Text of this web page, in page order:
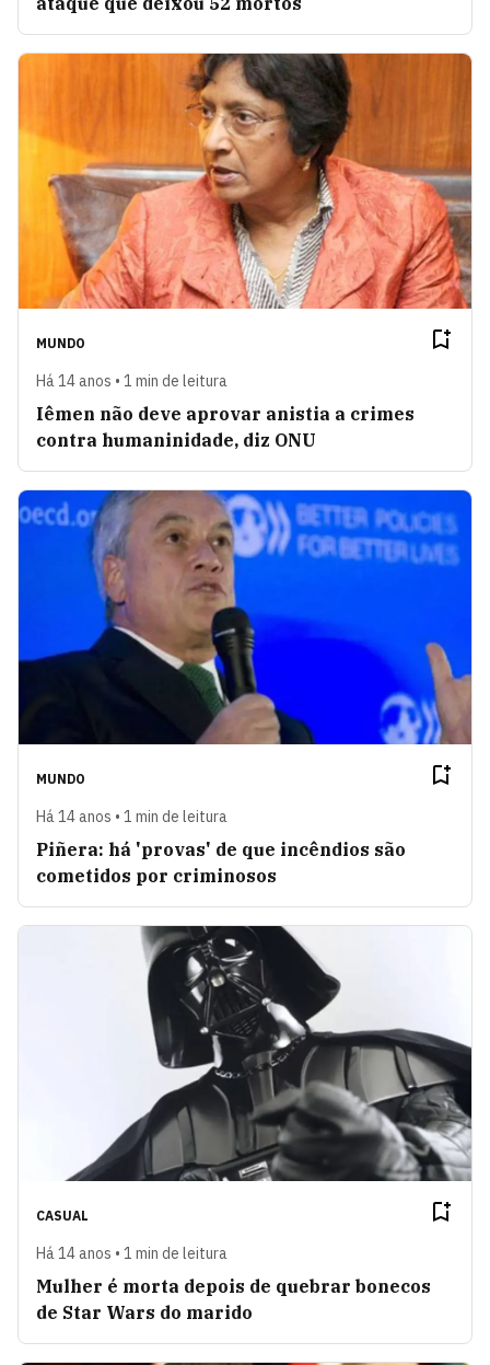
MUNDO
Há 14 anos • 1 min de leitura
Iêmen não deve aprovar anistia a crimes
contra humaninidade, diz ONU
MUNDO
Há 14 anos • 1 min de leitura
Piñera: há 'provas' de que incêndios são
cometidos por criminosos
CASUAL
Há 14 anos • 1 min de leitura
Mulher é morta depois de quebrar bonecos
de Star Wars do marido